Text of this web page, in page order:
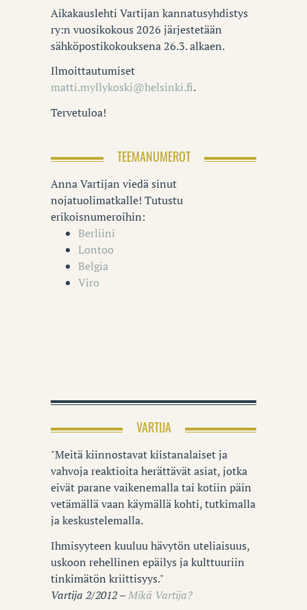
Aikakauslehti Vartijan kannatusyhdistys
ry:n vuosikokous 2026 järjestetään
sähköpostikokouksena 26.3. alkaen.
Ilmoittautumiset
matti.myllykoski@helsinki.fi.
Tervetuloa!
TEEMANUMEROT
Anna Vartijan viedä sinut
nojatuolimatkalle! Tutustu
erikoisnumeroihin:
Berliini
Lontoo
Belgia
Viro
VARTIJA
"Meitä kiinnostavat kiistanalaiset ja
vahvoja reaktioita herättävät asiat, jotka
eivät parane vaikenemalla tai kotiin päin
vetämällä vaan käymällä kohti, tutkimalla
ja keskustelemalla.
Ihmisyyteen kuuluu hävytön uteliaisuus,
uskoon rehellinen epäilys ja kulttuuriin
tinkimätön kriittisyys."
Vartija 2/2012 –Mikä Vartija?